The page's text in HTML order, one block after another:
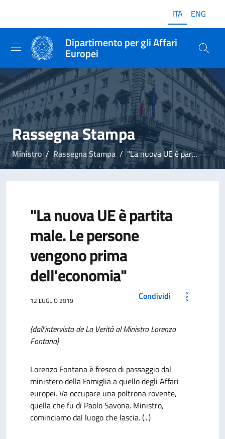
ITA ENG
Dipartimento per gli Affari
Europei
Rassegna Stampa
Ministro Rassegna Stampa "La nuova UE è partita male. Le persone vengono prima dell'economia"
"La nuova UE è partita
male. Le persone
vengono prima
dell'economia"
12 LUGLIO 2019 Condividi
(dall'intervista de La Verità al Ministro Lorenzo
Fontana)
Lorenzo Fontana è fresco di passaggio dal
ministero della Famiglia a quello degli Affari
europei. Va occupare una poltrona rovente,
quella che fu dì Paolo Savona. Ministro,
cominciamo dal luogo che lascia. (...)